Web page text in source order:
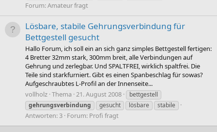
Forum:Amateur fragt
Lösbare, stabile Gehrungsverbindung für
Bettgestell gesucht
Hallo Forum, ich soll ein an sich ganz simples Bettgestell fertigen:
4 Bretter 32mm stark, 300mm breit, alle Verbindungen auf
Gehrung und zerlegbar. Und SPALTFREI, wirklich spaltfrei. Die
Teile sind starkfurniert. Gibt es einen Spanbeschlag für sowas?
Aufgeschraubtes L-Profil an der Innenseite...
vollholz Thema 21. August 2008
bettgestell
gehrungsverbindung
gesucht lösbare stabile
Antworten: 3 Forum: Profi fragt